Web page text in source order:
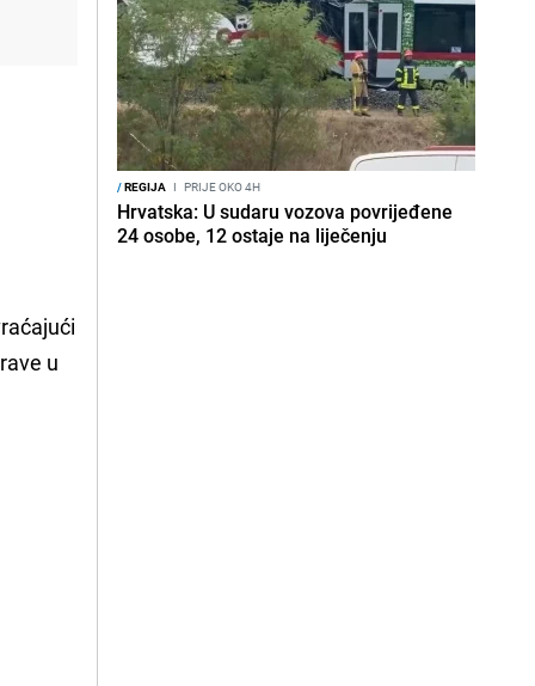
u
/REGIJA I PRIJE OKO 4H
Hrvatska: U sudaru vozova povrijeđene
24 osobe, 12 ostaje na liječenju